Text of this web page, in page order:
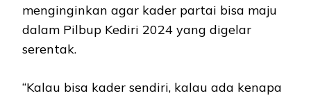
menginginkan agar kader partai bisa maju
dalam Pilbup Kediri 2024 yang digelar
serentak.
“Kalau bisa kader sendiri, kalau ada kenapa